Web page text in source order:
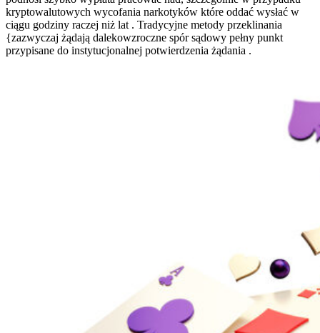
kryptowalutowych wycofania narkotyków które oddać wysłać w
ciągu godziny raczej niż lat . Tradycyjne metody przeklinania
{zazwyczaj żądają dalekowzroczne spór sądowy pełny punkt
przypisane do instytucjonalnej potwierdzenia żądania .